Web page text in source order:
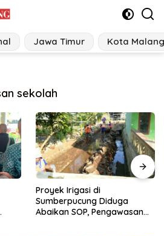
Jawa Timur Kota Malang
sekolah
Ancaman Perubahan
Desa di Jatim Bangun
Tangguh Bencana